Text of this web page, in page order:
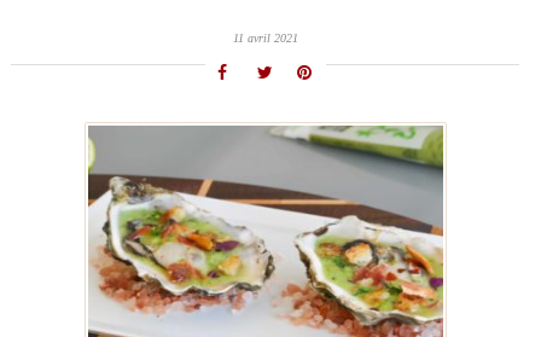
11 avril 2021